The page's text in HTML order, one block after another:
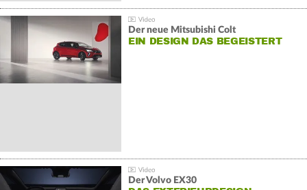
Der neue Mitsubishi Colt
EIN DESIGN DAS BEGEISTERT
Der Volvo EX30